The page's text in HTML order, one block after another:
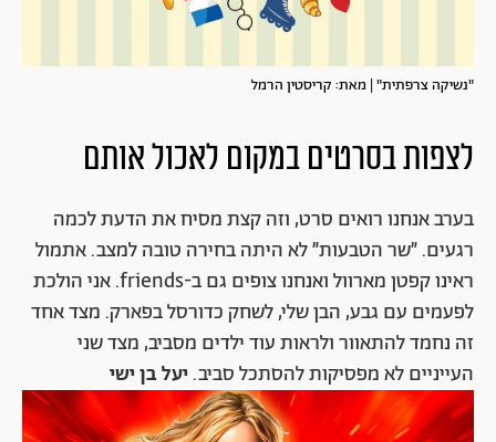
"נשיקה צרפתית" | מאת: קריסטין הרמל
לצפות בסרטים במקום לאכול אותם
בערב אנחנו רואים סרט, וזה קצת מסיח את הדעת לכמה
רגעים. ״שר הטבעות״ לא היתה בחירה טובה למצב. אתמול
ראינו קפטן מארוול ואנחנו צופים גם ב-friends. אני הולכת
לפעמים עם גבע, הבן שלי, לשחק כדורסל בפארק. מצד אחד
זה נחמד להתאוור ולראות עוד ילדים מסביב, מצד שני
העייניים לא מפסיקות להסתכל סביב.יעל בן ישי